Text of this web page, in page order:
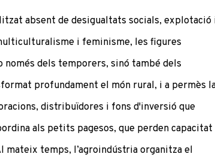
absent de desigualtats socials, explotació
i feminisme, les figures
dels temporers, sinó també dels
profundament el món rural, i a permès
distribuïdores i fons d'inversió que
als petits pagesos, que perden capacitat
mateix temps, l’agroindústria organitza el